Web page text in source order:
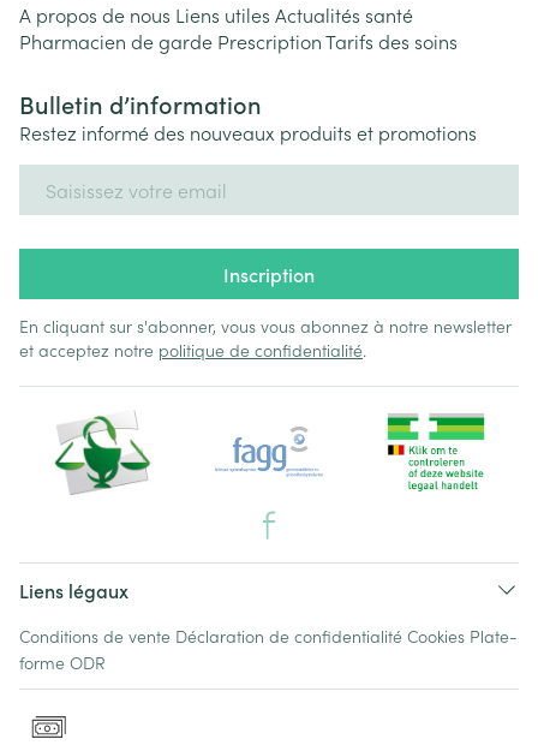
A propos de nous Liens utiles Actualités santé
Pharmacien de garde PrescriptionTarifs des soins
Bulletin d’information
Restez informé des nouveaux produits et promotions
Inscription
En cliquant sur s'abonner, vous vous abonnez à notre newsletter
et acceptez notre politique de confidentialité.
Liens légaux
Conditions de vente Déclaration de confidentialité Cookies Plate-
forme ODR